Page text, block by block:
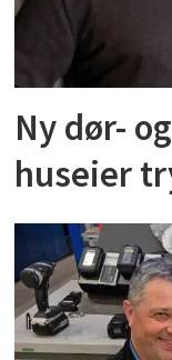
Ny dør-
huseier